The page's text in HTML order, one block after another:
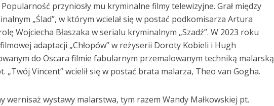
przyniosły mu kryminalne filmy telewizyjne. Grał między
„Ślad”, w którym wcielał się w postać podkomisarza Artura
Wojciecha Błaszaka w serialu kryminalnym „Szadź”. W 2023 roku
adaptacji „Chłopów” w reżyserii Doroty Kobieli i Hugh
do Oscara filmie fabularnym przemalowanym techniką malarską
„Twój Vincent” wcielił się w postać brata malarza, Theo van Gogha.
wernisaż wystawy malarstwa, tym razem Wandy Małkowskiej pt.